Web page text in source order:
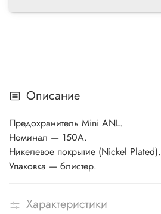
Описание
Предохранитель Mini ANL.
Номинал — 150А.
Никелевое покрытие (Nickel Plated).
Упаковка — блистер.
Характеристики